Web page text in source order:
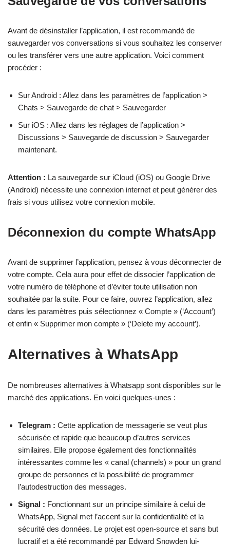
Avant de désinstaller l’application, il est recommandé de
sauvegarder vos conversations si vous souhaitez les conserver
ou les transférer vers une autre application. Voici comment
procéder :
Sur Android : Allez dans les paramètres de l’application >
Chats > Sauvegarde de chat > Sauvegarder
Sur iOS : Allez dans les réglages de l’application >
Discussions > Sauvegarde de discussion > Sauvegarder
maintenant.
Attention : La sauvegarde sur iCloud (iOS) ou Google Drive
(Android) nécessite une connexion internet et peut générer des
frais si vous utilisez votre connexion mobile.
Déconnexion du compte WhatsApp
Avant de supprimer l’application, pensez à vous déconnecter de
votre compte. Cela aura pour effet de dissocier l’application de
votre numéro de téléphone et d’éviter toute utilisation non
souhaitée par la suite. Pour ce faire, ouvrez l’application, allez
dans les paramètres puis sélectionnez « Compte » (‘Account’)
et enfin « Supprimer mon compte » (‘Delete my account’).
Alternatives à WhatsApp
De nombreuses alternatives à Whatsapp sont disponibles sur le
marché des applications. En voici quelques-unes :
Telegram : Cette application de messagerie se veut plus
sécurisée et rapide que beaucoup d’autres services
similaires. Elle propose également des fonctionnalités
intéressantes comme les « canal (channels) » pour un grand
groupe de personnes et la possibilité de programmer
l’autodestruction des messages.
Signal : Fonctionnant sur un principe similaire à celui de
WhatsApp, Signal met l’accent sur la confidentialité et la
sécurité des données. Le projet est open-source et sans but
lucratif et a été recommandé par Edward Snowden lui-